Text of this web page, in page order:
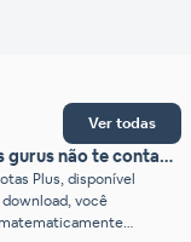
Ver todas
gurus não te contam
Plus, disponível
você